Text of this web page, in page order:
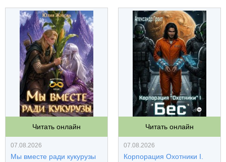
Читать онлайн
07.08.2026
Мы вместе ради кукурузы
Читать онлайн
07.08.2026
Корпорация Охотники I.